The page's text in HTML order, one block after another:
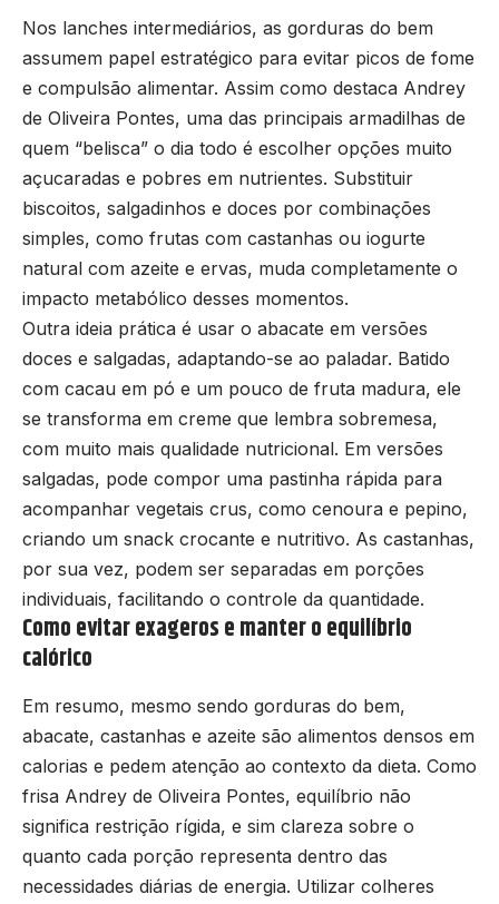
Nos lanches intermediários, as gorduras do bem
assumem papel estratégico para evitar picos de fome
e compulsão alimentar. Assim como destaca Andrey
de Oliveira Pontes, uma das principais armadilhas de
quem “belisca” o dia todo é escolher opções muito
açucaradas e pobres em nutrientes. Substituir
biscoitos, salgadinhos e doces por combinações
simples, como frutas com castanhas ou iogurte
natural com azeite e ervas, muda completamente o
impacto metabólico desses momentos.
Outra ideia prática é usar o abacate em versões
doces e salgadas, adaptando-se ao paladar. Batido
com cacau em pó e um pouco de fruta madura, ele
se transforma em creme que lembra sobremesa,
com muito mais qualidade nutricional. Em versões
salgadas, pode compor uma pastinha rápida para
acompanhar vegetais crus, como cenoura e pepino,
criando um snack crocante e nutritivo. As castanhas,
por sua vez, podem ser separadas em porções
individuais, facilitando o controle da quantidade.
Como evitar exageros e manter o equilíbrio
calórico
Em resumo, mesmo sendo gorduras do bem,
abacate, castanhas e azeite são alimentos densos em
calorias e pedem atenção ao contexto da dieta. Como
frisa Andrey de Oliveira Pontes, equilíbrio não
significa restrição rígida, e sim clareza sobre o
quanto cada porção representa dentro das
necessidades diárias de energia. Utilizar colheres